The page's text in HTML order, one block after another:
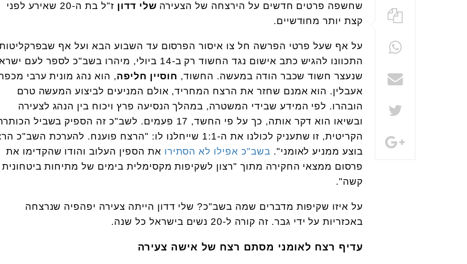
שחשפה פרטים חדשים על הירצחה של הצעירה שלי דדון
ז"ל בת ה-20 שאירע לפני
קצת יותר מחודשיים.
על אף שעל פרטי הפרשה חל צו איסור הפרסום עד השבוע הבא ועל אף
התכוונו להגיש כתב אישום נגד החשוד רק ב-14 ביולי, מיהרו בשב"כ לספר לעם
שנעצר חשוד שכבר הודה במעשה. החשוד, חוסיין חליפה, הוא נהג מונית ערבי
אעבלין. הוא אמנם שחזר את הרצח המחריד, אולם המניעים לביצוע המעשה טרם
הובהרו. לפי המידע שבידי המשטרה, במהלך הנסיעה פרץ ויכוח בין הנהג לצעירה
ובשיאו הוא דקר אותה, כך על פי החשד, 17 פעמים. לשב"כ זה הספיק בשביל
הקריטית, זו שתעניק לכולנו את ה-1:1 שייחלנו לו: "הרצח פוענח. להערכת השב"כ
בוצע ממניע לאומני". בשב"כ אפילו לא הסתירו את הספין העלוב והודו שהקדימו את
פרסום ממצאי החקירה מתוך "רצון לשקיפות מקסימלית בימים של מתיחות ביטחונית
קשה".
על איזו שקיפות מדברים שמה בשב"כ? שלי דדון הייתה צעירה יפהפיה שנרצחה
באכזריות על ידי גבר. זה קורה ל-20 נשים בישראל כל שנה.
עדיף רצח לאומני מסתם רצח של אישה צעירה